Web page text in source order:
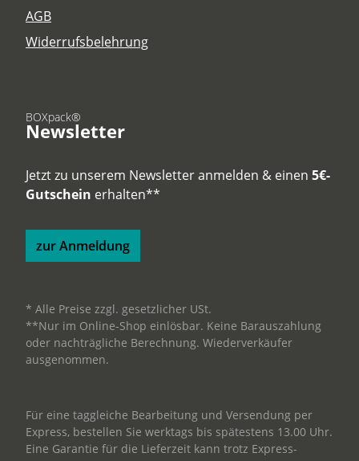
AGB
Widerrufsbelehrung
BOXpack®
Newsletter
Jetzt zu unserem Newsletter anmelden & einen 5€-
Gutschein erhalten**
zur Anmeldung
* Alle Preise zzgl. gesetzlicher USt.
**Nur im Online-Shop einlösbar. Keine Barauszahlung
oder nachträgliche Berechnung. Wiederverkäufer
ausgenommen.
Für eine taggleiche Bearbeitung und Versendung per
Express, bestellen Sie werktags bis spätestens 13.00 Uhr.
Eine Garantie für die Lieferzeit kann trotz Express-